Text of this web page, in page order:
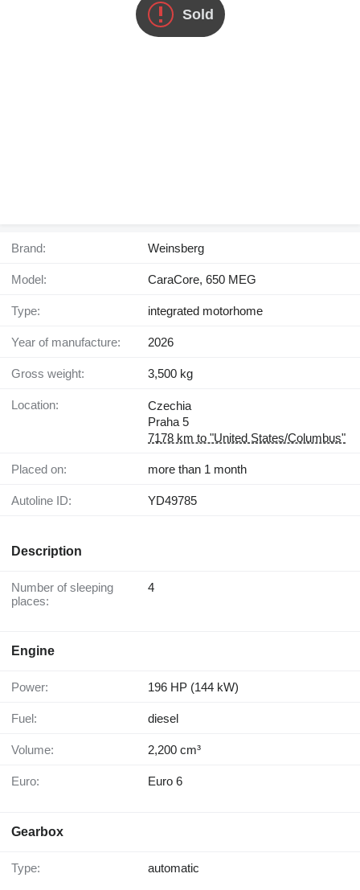
Sold
Brand: Weinsberg
Model: CaraCore, 650 MEG
Type: integrated motorhome
Year of manufacture: 2026
Gross weight: 3,500 kg
Location:
Czechia
Praha 5
7178 km to "United States/Columbus"
Placed on: more than 1 month
Autoline ID: YD49785
Description
Number of sleeping
places:
4
Engine
Power: 196 HP (144 kW)
Fuel: diesel
Volume: 2,200 cm³
Euro: Euro 6
Gearbox
Type: automatic